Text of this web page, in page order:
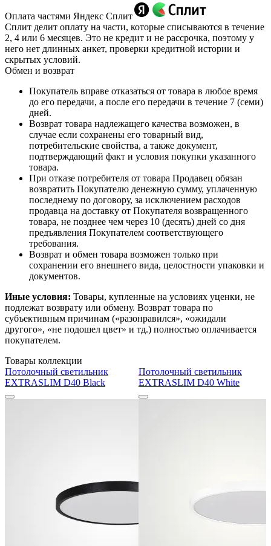
Оплата частями Яндекс Сплит
Сплит делит оплату на части, которые списываются в течение
2, 4 или 6 месяцев. Это не кредит и не рассрочка, поэтому у
него нет длинных анкет, проверки кредитной истории и
скрытых условий.
Обмен и возврат
Покупатель вправе отказаться от товара в любое время
до его передачи, а после его передачи в течение 7 (семи)
дней.
Возврат товара надлежащего качества возможен, в
случае если сохранены его товарный вид,
потребительские свойства, а также документ,
подтверждающий факт и условия покупки указанного
товара.
При отказе потребителя от товара Продавец обязан
возвратить Покупателю денежную сумму, уплаченную
последнему по договору, за исключением расходов
продавца на доставку от Покупателя возвращенного
товара, не позднее чем через 10 (десять) дней со дня
предъявления Покупателем соответствующего
требования.
Возврат и обмен товара возможен только при
сохранении его внешнего вида, целостности упаковки и
документов.
Иные условия: Товары, купленные на условиях уценки, не
подлежат возврату или обмену. Возврат товара по
субъективным причинам («разонравился», «ожидали
другого», «не подошел цвет» и тд.) полностью оплачивается
покупателем.
Товары коллекции
Потолочный светильник
EXTRASLIM D40 Black
Потолочный светильник
EXTRASLIM D40 White